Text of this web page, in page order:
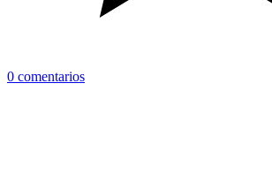
0 comentarios